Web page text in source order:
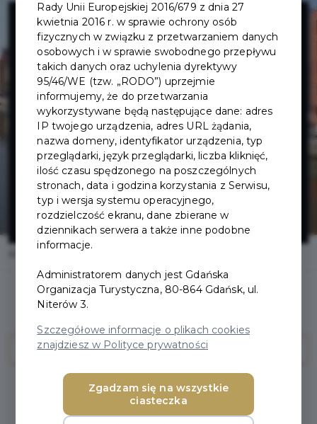
Narodowe
Muzeum
Morskie -
Ośrodek
Kultury
Morskiej
PRZEJDŹ DO ZAKUPU
Regulamin i warunki
Rady Unii Europejskiej 2016/679 z dnia 27
kwietnia 2016 r. w sprawie ochrony osób
fizycznych w związku z przetwarzaniem danych
osobowych i w sprawie swobodnego przepływu
takich danych oraz uchylenia dyrektywy
95/46/WE (tzw. „RODO”) uprzejmie
informujemy, że do przetwarzania
wykorzystywane będą następujące dane: adres
IP twojego urządzenia, adres URL żądania,
nazwa domeny, identyfikator urządzenia, typ
przeglądarki, język przeglądarki, liczba kliknięć,
ilość czasu spędzonego na poszczególnych
stronach, data i godzina korzystania z Serwisu,
typ i wersja systemu operacyjnego,
rozdzielczość ekranu, dane zbierane w
dziennikach serwera a także inne podobne
informacje.
Administratorem danych jest Gdańska
Organizacja Turystyczna, 80-864 Gdańsk, ul.
Niterów 3.
Szczegółowe informacje o plikach cookies
znajdziesz w Polityce prywatności
Zgadzam się na wszystkie
ciasteczka